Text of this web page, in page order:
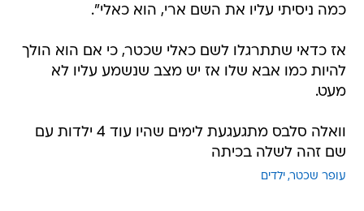
כמה ניסיתי עליו את השם ארי, הוא כאלי".
אז כדאי שתתרגלו לשם כאלי שכטר, כי אם הוא הולך
להיות כמו אבא שלו אז יש מצב שנשמע עליו לא
מעט.
וואלה סלבס מתגעגעת לימים שהיו עוד 4 ילדות עם
שם זהה לשלה בכיתה
עופר שכטר ילדים